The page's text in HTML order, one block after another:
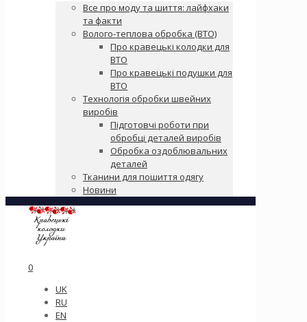
Все про моду та шиття: лайфхаки
та факти
Волого-теплова обробка (ВТО)
Про кравецькі колодки для
ВТО
Про кравецькі подушки для
ВТО
Технологія обробки швейних
виробів
Підготовчі роботи при
обробці деталей виробів
Обробка оздоблювальних
деталей
Тканини для пошиття одягу
Новини
0
UK
RU
EN